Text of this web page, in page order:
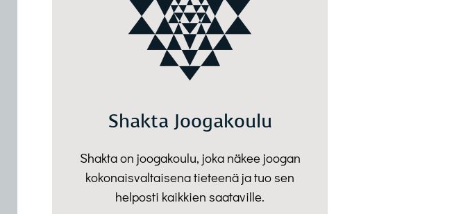
Shakta Joogakoulu
Shakta on joogakoulu, joka näkee joogan
kokonaisvaltaisena tieteenä ja tuo sen
helposti kaikkien saataville.